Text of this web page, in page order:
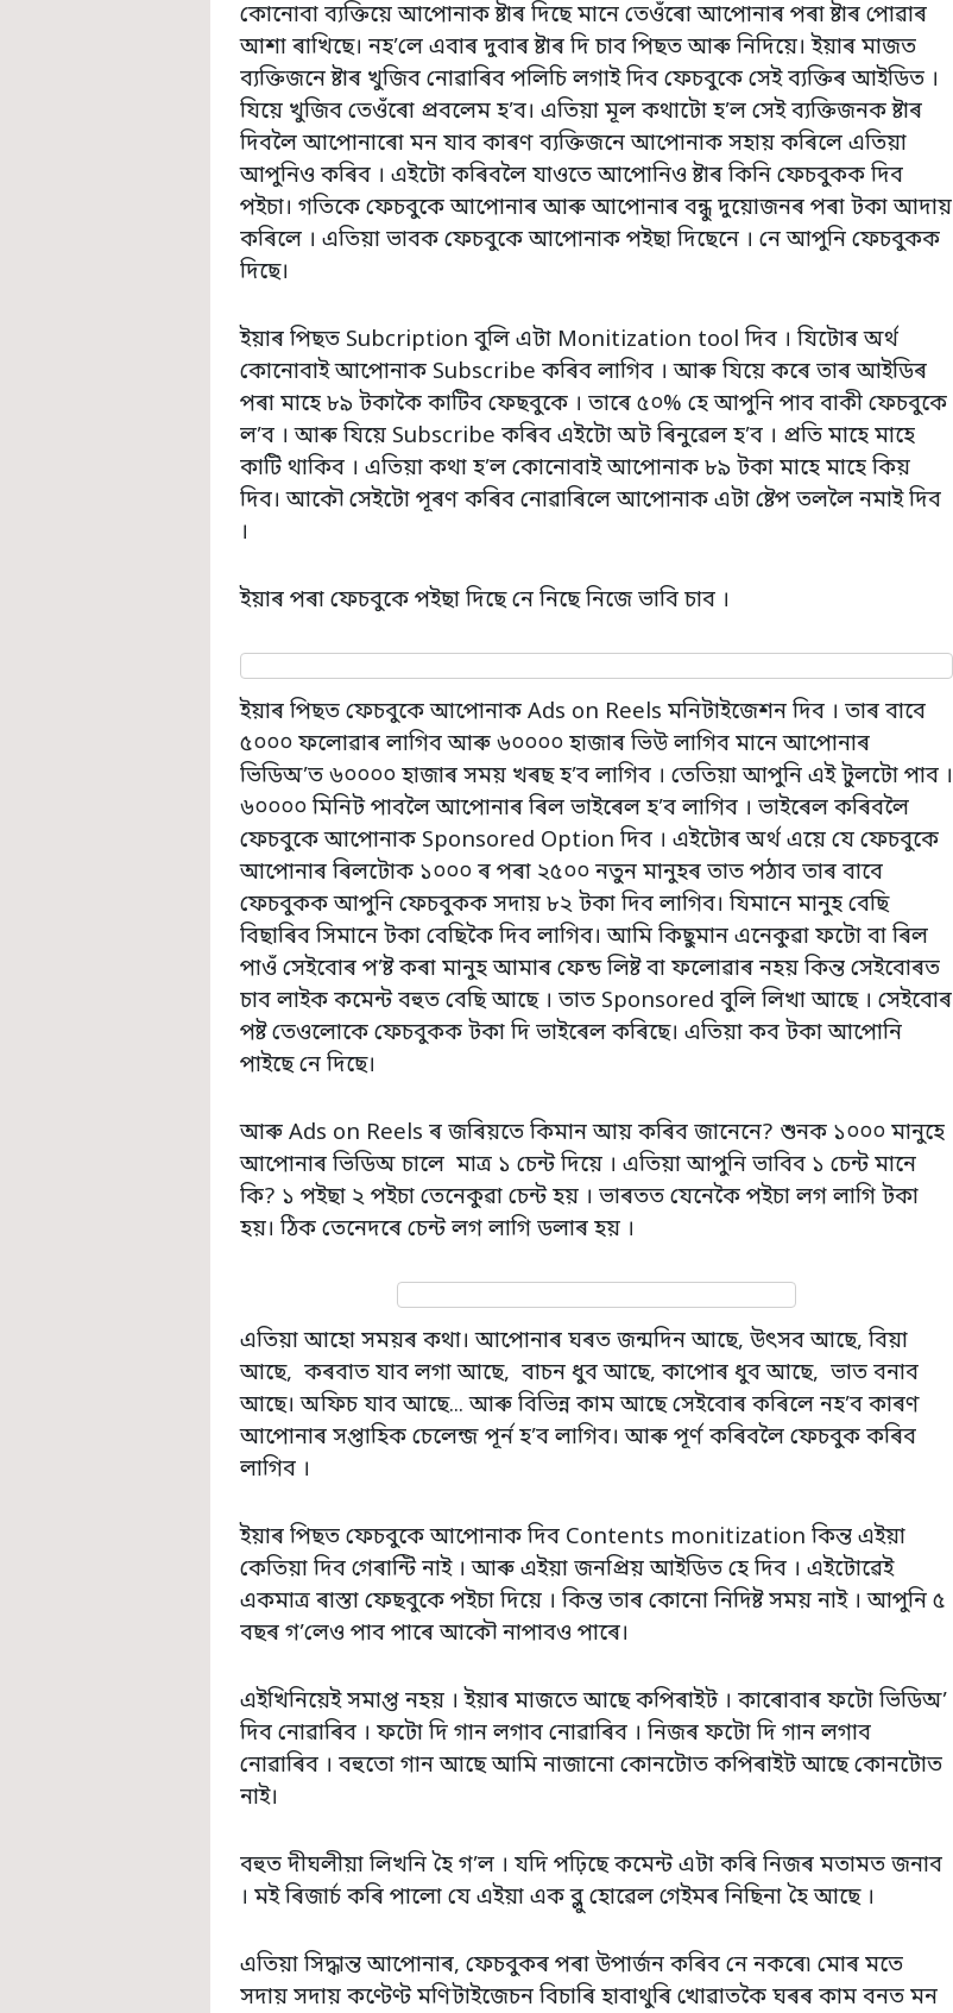
কোনোবা ব্যক্তিয়ে আপোনাক ষ্টাৰ দিছে মানে তেওঁৰো আপোনাৰ পৰা ষ্টাৰ পোৱাৰ
আশা ৰাখিছে। নহ’লে এবাৰ দুবাৰ ষ্টাৰ দি চাব পিছত আৰু নিদিয়ে। ইয়াৰ মাজত
ব্যক্তিজনে ষ্টাৰ খুজিব নোৱাৰিব পলিচি লগাই দিব ফেচবুকে সেই ব্যক্তিৰ আইডিত ।
যিয়ে খুজিব তেওঁৰো প্ৰবলেম হ’ব। এতিয়া মূল কথাটো হ’ল সেই ব্যক্তিজনক ষ্টাৰ
দিবলৈ আপোনাৰো মন যাব কাৰণ ব্যক্তিজনে আপোনাক সহায় কৰিলে এতিয়া
আপুনিও কৰিব । এইটো কৰিবলৈ যাওতে আপোনিও ষ্টাৰ কিনি ফেচবুকক দিব
পইচা। গতিকে ফেচবুকে আপোনাৰ আৰু আপোনাৰ বন্ধু দুয়োজনৰ পৰা টকা আদায়
কৰিলে । এতিয়া ভাবক ফেচবুকে আপোনাক পইছা দিছেনে ।‌ নে আপুনি ফেচবুকক
দিছে।
ইয়াৰ পিছত Subcription বুলি এটা Monitization tool দিব । যিটোৰ অৰ্থ
কোনোবাই আপোনাক Subscribe কৰিব লাগিব । আৰু যিয়ে কৰে তাৰ আইডিৰ
পৰা মাহে ৮৯ টকাকৈ কাটিব ফেছবুকে । তাৰে ৫০% হে আপুনি পাব বাকী ফেচবুকে
ল’ব । আৰু যিয়ে Subscribe কৰিব এইটো অট ৰিনুৱেল হ’ব । প্ৰতি মাহে মাহে
কাটি থাকিব । এতিয়া কথা হ’ল কোনোবাই আপোনাক ৮৯ টকা মাহে মাহে কিয়
দিব। আকৌ সেইটো পূৰণ কৰিব নোৱাৰিলে আপোনাক এটা ষ্টেপ তললৈ নমাই দিব
।
ইয়াৰ পৰা ফেচবুকে পইছা দিছে নে নিছে নিজে ভাবি চাব ।
ইয়াৰ পিছত ফেচবুকে আপোনাক Ads on Reels মনিটাইজেশন দিব । তাৰ বাবে
৫০০০ ফলোৱাৰ লাগিব আৰু ৬০০০০ হাজাৰ ভিউ লাগিব মানে আপোনাৰ
ভিডিঅ’ত ৬০০০০ হাজাৰ সময় খৰছ হ’ব লাগিব । তেতিয়া আপুনি এই টুলটো পাব ।
৬০০০০ মিনিট পাবলৈ আপোনাৰ ৰিল ভাইৰেল হ’ব লাগিব । ভাইৰেল কৰিবলৈ
ফেচবুকে আপোনাক Sponsored Option দিব । এইটোৰ অৰ্থ এয়ে যে ফেচবুকে
আপোনাৰ ৰিলটোক ১০০০ ৰ পৰা ২৫০০ নতুন মানুহৰ তাত পঠাব তাৰ বাবে
ফেচবুকক আপুনি ফেচবুকক সদায় ৮২ টকা দিব লাগিব। যিমানে মানুহ বেছি
বিছাৰিব সিমানে টকা বেছিকৈ দিব লাগিব। আমি কিছুমান এনেকুৱা ফটো বা ৰিল
পাওঁ সেইবোৰ প’ষ্ট কৰা মানুহ আমাৰ ফেন্ড লিষ্ট বা ফলোৱাৰ নহয় কিন্ত সেইবোৰত
চাব লাইক কমেন্ট বহুত বেছি আছে । তাত Sponsored বুলি লিখা আছে । সেইবোৰ
পষ্ট তেওলোকে ফেচবুকক টকা দি ভাইৰেল কৰিছে। এতিয়া কব টকা আপোনি
পাইছে নে দিছে।
আৰু Ads on Reels ৰ জৰিয়তে কিমান আয় কৰিব জানেনে? শুনক ১০০০ মানুহে
আপোনাৰ ভিডিঅ চালে মাত্ৰ ১ চেন্ট দিয়ে । এতিয়া আপুনি ভাবিব ১ চেন্ট মানে
কি? ১ পইছা ২ পইচা তেনেকুৱা চেন্ট হয় । ভাৰতত যেনেকৈ পইচা লগ লাগি টকা
হয়। ঠিক তেনেদৰে চেন্ট লগ লাগি ডলাৰ হয় ।
এতিয়া আহো সময়ৰ কথা। আপোনাৰ ঘৰত জন্মদিন আছে, উৎসব আছে, বিয়া
আছে, কৰবাত যাব লগা আছে, বাচন ধুব আছে, কাপোৰ ধুব আছে, ভাত বনাব
আছে। অফিচ যাব আছে... আৰু বিভিন্ন কাম আছে সেইবোৰ কৰিলে নহ’ব কাৰণ
আপোনাৰ সপ্তাহিক চেলেন্জ পূৰ্ন হ’ব লাগিব। আৰু পূৰ্ণ কৰিবলৈ ফেচবুক কৰিব
লাগিব ।
ইয়াৰ পিছত ফেচবুকে আপোনাক দিব Contents monitization কিন্ত এইয়া
কেতিয়া দিব গেৰান্টি নাই । আৰু এইয়া জনপ্ৰিয় আইডিত হে দিব । এইটোৱেই
একমাত্ৰ ৰাস্তা ফেছবুকে পইচা দিয়ে । কিন্ত তাৰ কোনো নিদিষ্ট সময় নাই । আপুনি ৫
বছৰ গ’লেও পাব পাৰে আকৌ নাপাবও পাৰে।
এইখিনিয়েই সমাপ্ত নহয় । ইয়াৰ মাজতে আছে কপিৰাইট । কাৰোবাৰ ফটো ভিডিঅ’
দিব নোৱাৰিব । ফটো দি গান লগাব নোৱাৰিব । নিজৰ ফটো দি গান লগাব
নোৱাৰিব । বহুতো গান আছে আমি নাজানো কোনটোত কপিৰাইট আছে কোনটোত
নাই।
বহুত দীঘলীয়া লিখনি হৈ গ’ল । যদি পঢ়িছে কমেন্ট এটা কৰি নিজৰ মতামত জনাব
। মই ৰিজাৰ্চ কৰি পালো যে এইয়া এক ব্লু হোৱেল গেইমৰ নিছিনা হৈ আছে ।
এতিয়া সিদ্ধান্ত আপোনাৰ, ফেচবুকৰ পৰা উপাৰ্জন কৰিব নে নকৰে৷ মোৰ মতে
সদায় সদায় কণ্টেণ্ট মণিটাইজেচন বিচাৰি হাবাথুৰি খোৱাতকৈ ঘৰৰ কাম বনত মন